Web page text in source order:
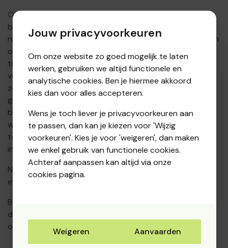
Onder het tabblad ‘276.5.B’ moeten de diverse
bescheiden en opgaven toegevoegd worden. Bij de
rubriek ‘jaarrekening’ voegt u de gedetailleerde staat van
ontvangsten en uitgaven + de staat van het vermogen
toe of (indien gewerkt wordt in een systeem van
volledige boekhouding) de balans en resultatenrekening
zoals die door de jaarlijkse algemene vergadering
goedgekeurd werd. Het is niet aan te raden het
boekhoudkundig model B + C (dat moet neergelegd
worden op de griffie van de rechtbank van Koophandel)
toe te voegen omdat deze documenten te weinig
informatie bevatten.
Nadat alle tabbladen vervolledigd zijn kan de aangifte
elektronisch getekend en ingediend worden.
Bij vragen omtrent het indienen van de aangifte en de
dienstverlening die wij hierbij aanbieden, aarzel dan niet
om ons te contacteren.
Jouw privacyvoorkeuren
Om onze website zo goed mogelijk te laten
werken, gebruiken we altijd functionele en
analytische cookies. Ben je hiermee akkoord
kies dan voor alles accepteren.
Wens je toch liever je privacyvoorkeuren aan
te passen, dan kan je kiezen voor 'Wijzig
voorkeuren'. Kies je voor 'weigeren', dan maken
we enkel gebruik van functionele cookies.
Achteraf aanpassen kan altijd via onze
cookies pagina.
Weigeren Aanvaarden